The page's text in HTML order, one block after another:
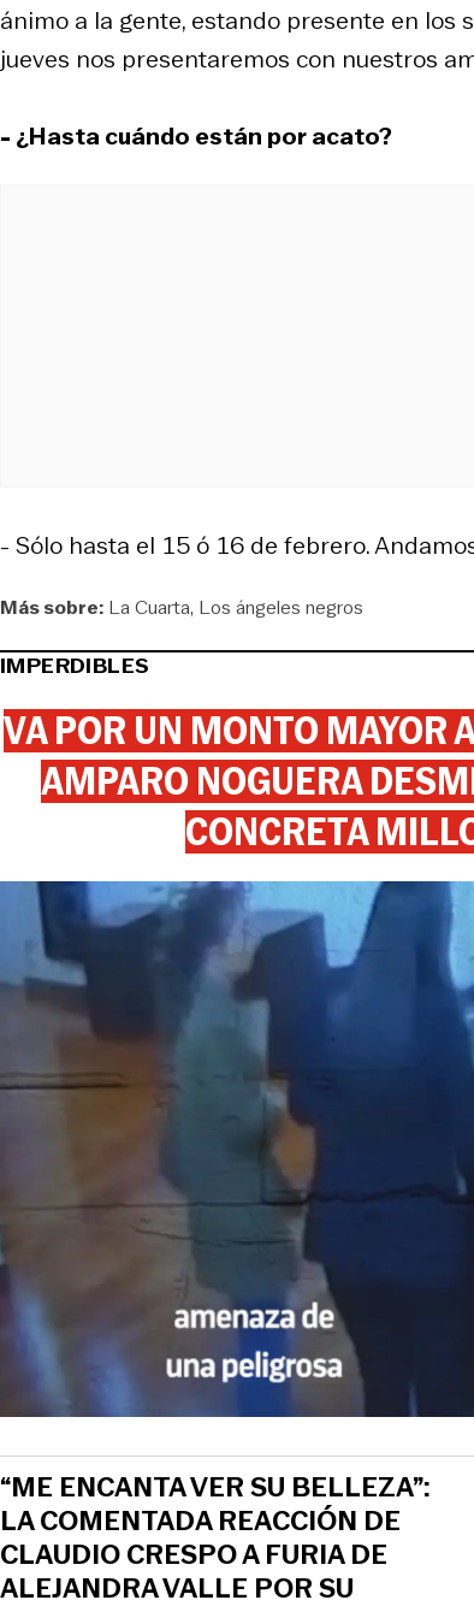
ánimo a la gente, estando presente en los
jueves nos presentaremos con nuestros
- ¿Hasta cuándo están por acato?
- Sólo hasta el 15 ó 16 de febrero.
Más sobre: La Cuarta Los ángeles negros
IMPERDIBLES
VA POR UN MONTO MAYOR
AMPARO NOGUERA
CONCRETA
“ME ENCANTA VER SU BELLEZA”:
LA COMENTADA REACCIÓN DE
CLAUDIO CRESPO A FURIA DE
ALEJANDRA VALLE POR SU